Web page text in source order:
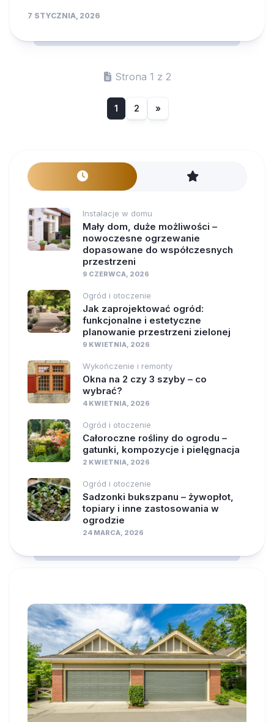
7 STYCZNIA, 2026
Strona 1 z 2
1 2 »
Instalacje w domu
Mały dom, duże możliwości –
nowoczesne ogrzewanie
dopasowane do współczesnych
przestrzeni
9 CZERWCA, 2026
Ogród i otoczenie
Jak zaprojektować ogród:
funkcjonalne i estetyczne
planowanie przestrzeni zielonej
9 KWIETNIA, 2026
Wykończenie i remonty
Okna na 2 czy 3 szyby – co
wybrać?
4 KWIETNIA, 2026
Ogród i otoczenie
Całoroczne rośliny do ogrodu –
gatunki, kompozycje i pielęgnacja
2 KWIETNIA, 2026
Ogród i otoczenie
Sadzonki bukszpanu – żywopłot,
topiary i inne zastosowania w
ogrodzie
24 MARCA, 2026